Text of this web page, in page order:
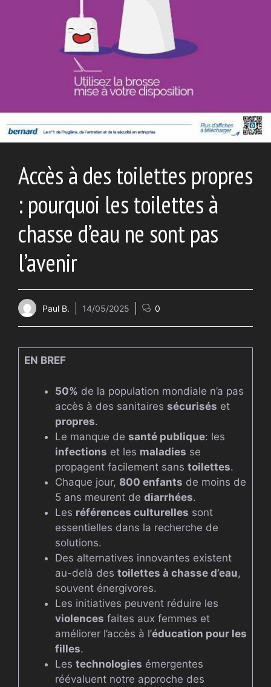
Accès à des toilettes propres
: pourquoi les toilettes à
chasse d’eau ne sont pas
l’avenir
Paul B. 14/05/2025 0
EN BREF
50% de la population mondiale n’a pas
accès à des sanitaires sécurisés et
propres.
Le manque de santé publique: les
infections et les maladies se
propagent facilement sans toilettes.
Chaque jour, 800 enfants de moins de
5 ans meurent de diarrhées.
Les références culturelles sont
essentielles dans la recherche de
solutions.
Des alternatives innovantes existent
au-delà des toilettes à chasse d’eau,
souvent énergivores.
Les initiatives peuvent réduire les
violences faites aux femmes et
améliorer l’accès à l’éducation pour les
filles.
Les technologies émergentes
réévaluent notre approche des